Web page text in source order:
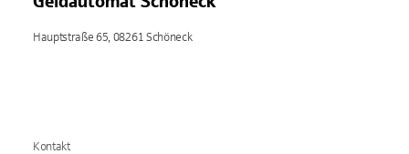
Hauptstraße 65, 08261 Schöneck
Kontakt